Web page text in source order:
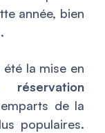
année, bien
la mise en
de la
populaires.